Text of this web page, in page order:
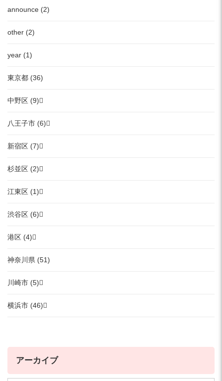
announce (2)
other (2)
year (1)
東京都 (36)
中野区 (9)
八王子市 (6)
新宿区 (7)
杉並区 (2)
江東区 (1)
渋谷区 (6)
港区 (4)
神奈川県 (51)
川崎市 (5)
横浜市 (46)
アーカイブ